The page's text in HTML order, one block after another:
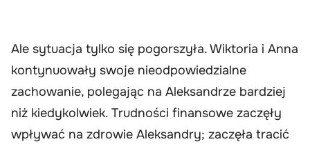
Ale sytuacja tylko się pogorszyła. Wiktoria i Anna
kontynuowały swoje nieodpowiedzialne
zachowanie, polegając na Aleksandrze bardziej
niż kiedykolwiek. Trudności finansowe zaczęły
wpływać na zdrowie Aleksandry; zaczęła tracić